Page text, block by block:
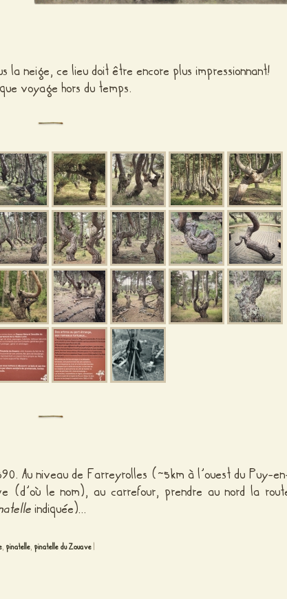
la neige, ce lieu doit être encore plus impressionnant!
voyage hors du temps.
Au niveau de Farreyrolles (~5km à l’ouest du Puy-
(d’où le nom), au carrefour, prendre au nord la
indiquée)…
, pinatelle, pinatelle du Zouave